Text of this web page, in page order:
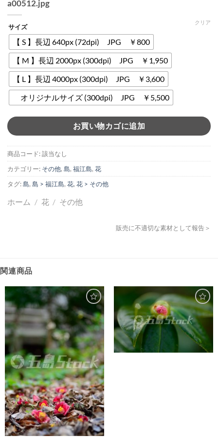
a00512.jpg
サイズ
【 S 】長辺 640px (72dpi) JPG ￥800
【 M 】長辺 2000px (300dpi) JPG ￥1,950
【 L 】長辺 4000px (300dpi) JPG ￥3,600
オリジナルサイズ (300dpi) JPG ￥5,500
クリア
お買い物カゴに追加
商品コード:該当なし
カテゴリー: その他, 島, 福江島, 花
タグ:島, 島 > 福江島, 花, 花 > その他
ホーム / 花 / その他
販売に不適切な素材として報告＞
関連商品